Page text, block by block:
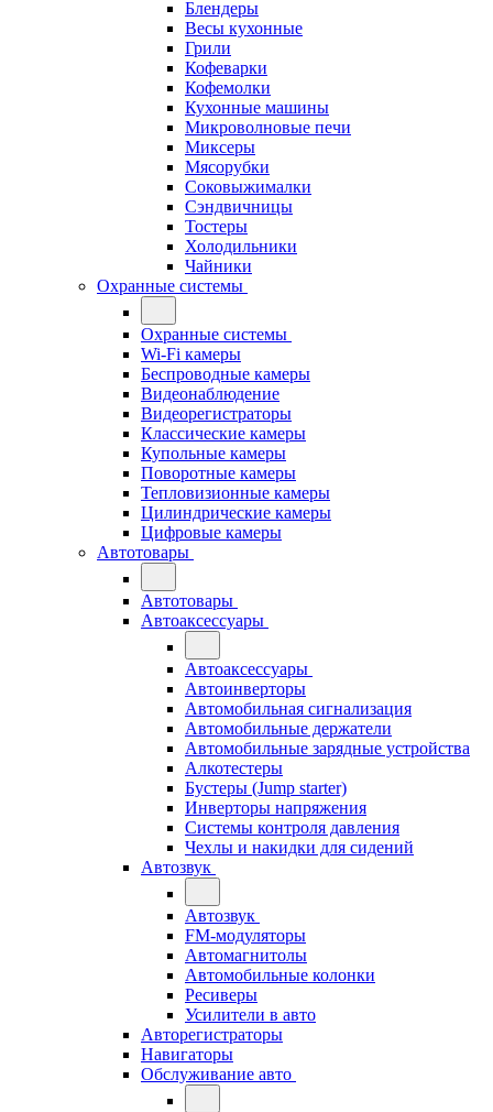
Блендеры
Весы кухонные
Грили
Кофеварки
Кофемолки
Кухонные машины
Микроволновые печи
Миксеры
Мясорубки
Соковыжималки
Сэндвичницы
Тостеры
Холодильники
Чайники
Охранные системы
Охранные системы
Wi-Fi камеры
Беспроводные камеры
Видеонаблюдение
Видеорегистраторы
Классические камеры
Купольные камеры
Поворотные камеры
Тепловизионные камеры
Цилиндрические камеры
Цифровые камеры
Автотовары
Автотовары
Автоаксессуары
Автоаксессуары
Автоинверторы
Автомобильная сигнализация
Автомобильные держатели
Автомобильные зарядные устройства
Алкотестеры
Бустеры (Jump starter)
Инверторы напряжения
Системы контроля давления
Чехлы и накидки для сидений
Автозвук
Автозвук
FM-модуляторы
Автомагнитолы
Автомобильные колонки
Ресиверы
Усилители в авто
Авторегистраторы
Навигаторы
Обслуживание авто